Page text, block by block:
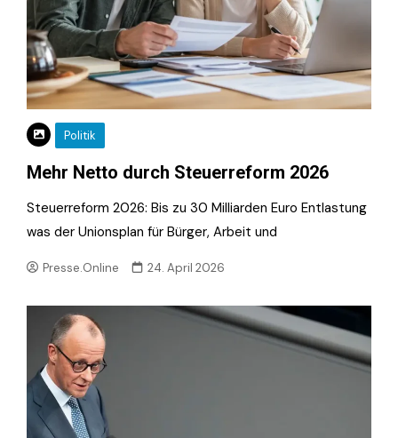
Politik
Mehr Netto durch Steuerreform 2026
Steuerreform 2026: Bis zu 30 Milliarden Euro Entlastung
was der Unionsplan für Bürger, Arbeit und
Presse.Online 24. April 2026